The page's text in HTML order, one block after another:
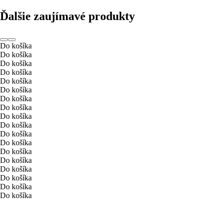
Ďalšie zaujímavé produkty
Do košíka
Do košíka
Do košíka
Do košíka
Do košíka
Do košíka
Do košíka
Do košíka
Do košíka
Do košíka
Do košíka
Do košíka
Do košíka
Do košíka
Do košíka
Do košíka
Do košíka
Do košíka